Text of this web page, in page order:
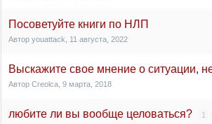
Посоветуйте книги по НЛП
Автор youattack 11 августа, 2022
Выскажите свое мнение о ситуации,
Автор Creolca 9 марта, 2018
любите ли вы вообще целоваться? 1